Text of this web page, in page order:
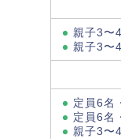
親子3〜
親子3〜
定員6名
定員6名
親子3〜